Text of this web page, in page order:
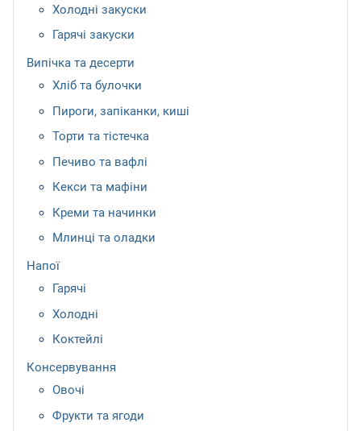
Холодні закуски
Гарячі закуски
Випічка та десерти
Хліб та булочки
Пироги, запіканки, киші
Торти та тістечка
Печиво та вафлі
Кекси та мафіни
Креми та начинки
Млинці та оладки
Напої
Гарячі
Холодні
Коктейлі
Консервування
Овочі
Фрукти та ягоди